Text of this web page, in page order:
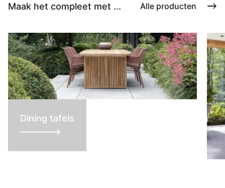
Maak het compleet met ... Alle producten
Dining tafels